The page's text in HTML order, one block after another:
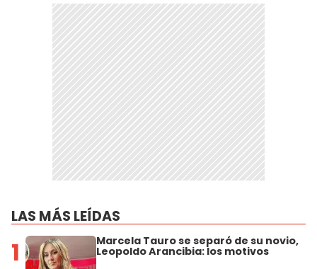
LAS MÁS LEÍDAS
1 Marcela Tauro se separó de su novio,
Leopoldo Arancibia: los motivos